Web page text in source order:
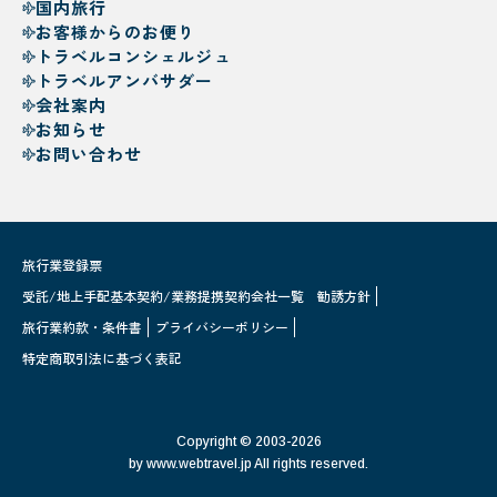
国内旅行
お客様からのお便り
トラベルコンシェルジュ
トラベルアンバサダー
会社案内
お知らせ
お問い合わせ
旅行業登録票
受託/地上手配基本契約/業務提携契約会社一覧
勧誘方針
旅行業約款・条件書
プライバシーポリシー
特定商取引法に基づく表記
Copyright © 2003-2026
by www.webtravel.jp All rights reserved.